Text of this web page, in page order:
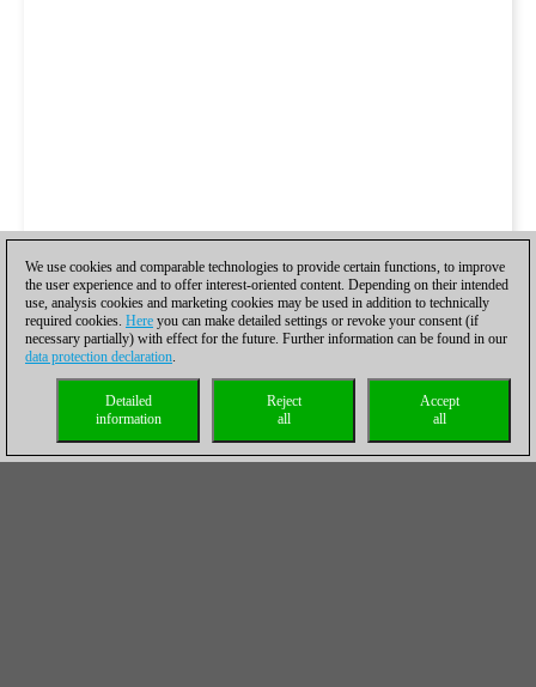
We use cookies and comparable technologies to provide certain functions, to improve
the user experience and to offer interest-oriented content. Depending on their intended
use, analysis cookies and marketing cookies may be used in addition to technically
required cookies. Here you can make detailed settings or revoke your consent (if
necessary partially) with effect for the future. Further information can be found in our
data protection declaration.
Accept
all
Reject
all
Detailed
information